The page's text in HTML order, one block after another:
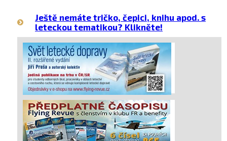
Ještě nemáte tričko, čepici, knihu apod. s
leteckou tematikou? Klikněte!